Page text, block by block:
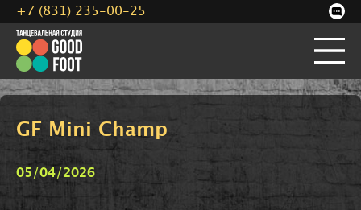
GF Mini Champ
05/04/2026
+7 (831) 235-00-25